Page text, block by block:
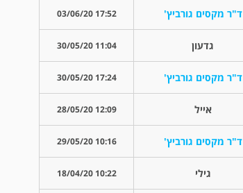
ד"ר מקסים גורביץ' 17:52 03/06/20
גדעון 11:04 30/05/20
ד"ר מקסים גורביץ' 17:24 30/05/20
אייל 12:09 28/05/20
ד"ר מקסים גורביץ' 10:16 29/05/20
גילי 10:22 18/04/20